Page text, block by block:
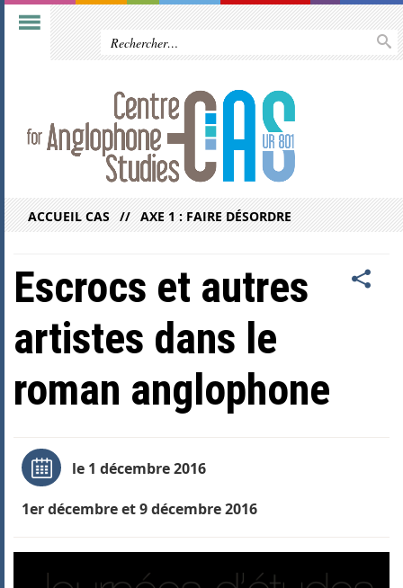
ACCUEIL CAS AXE 1 : FAIRE DÉSORDRE
Escrocs et autres
artistes dans le
roman anglophone
le 1 décembre 2016
1er décembre et 9 décembre 2016